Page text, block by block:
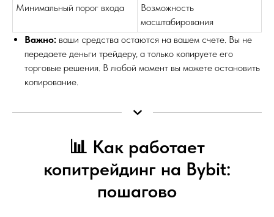
Минимальный порог входа
Возможность
масштабирования
Важно: ваши средства остаются на вашем счете. Вы не
передаете деньги трейдеру, а только копируете его
торговые решения. В любой момент вы можете остановить
копирование.
📊 Как работает
копитрейдинг на Bybit:
пошагово